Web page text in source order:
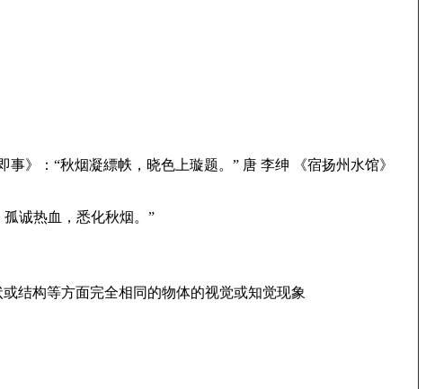
》：“秋烟凝縹帙，晓色上璇题。” 唐 李绅 《宿扬州水馆》
诚热血，悉化秋烟。”
结构等方面完全相同的物体的视觉或知觉现象